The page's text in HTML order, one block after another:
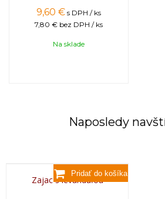
9,60 € s DPH / ks
7,80 € bez DPH / ks
Na sklade
Naposledy
Zajac s levanduľou